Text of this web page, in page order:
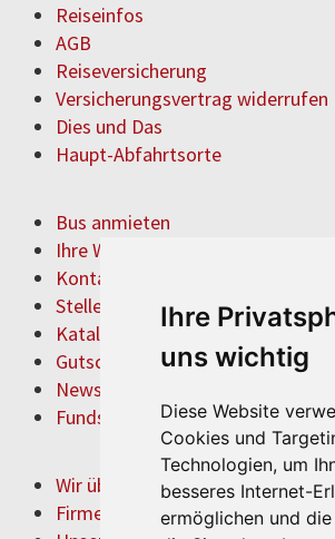
Ihre
uns wichtig
Diese Website
Cookies und
Technologien, um
besseres Internet-
ermöglichen und die
Reiseinfos
AGB
Reiseversicherung
Versicherungsvertrag widerrufen
Dies und Das
Haupt-Abfahrtsorte
Bus anmieten
Ihre Wünsche
Kontakt & Anfahrt
Stellenangebote
Katalog anfordern
Gutschein bestellen
Newsletter
Fundsachen
Wir über uns
Firmenchronik